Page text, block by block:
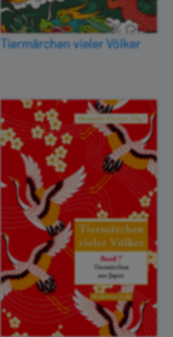
Tiermärchen vieler Völker